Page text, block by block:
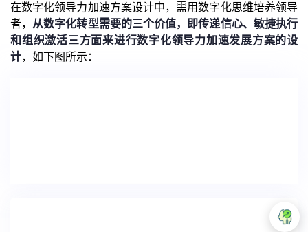
在数字化领导力加速方案设计中，需用数字化思维培养领导
者， 从数字化转型需要的三个价值，即传递信心、敏捷执行
和组织激活三方面来进行数字化领导力加速发展方案的设
计，如下图所示：